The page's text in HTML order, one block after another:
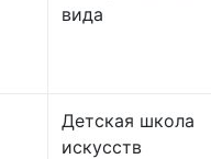
вида
Детская школа
искусств